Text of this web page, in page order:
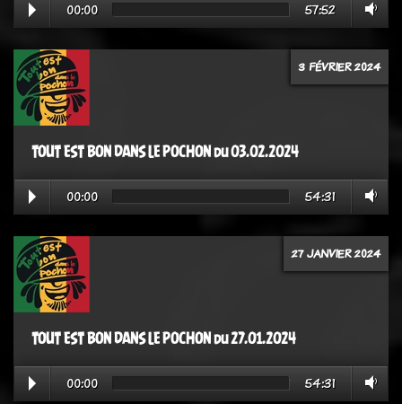
00:00 57:52
3 FÉVRIER 2024
TOUT EST BON DANS LE POCHON du 03.02.2024
00:00 54:31
27 JANVIER 2024
TOUT EST BON DANS LE POCHON du 27.01.2024
00:00 54:31